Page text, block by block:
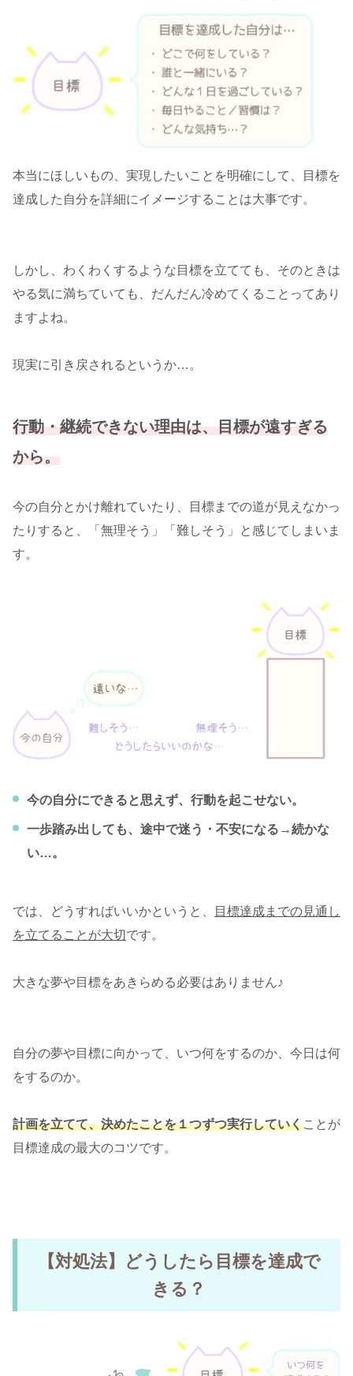
本当にほしいもの、実現したいことを明確にして、目標を
達成した自分を詳細にイメージすることは大事です。
しかし、わくわくするような目標を立てても、そのときは
やる気に満ちていても、だんだん冷めてくることってあり
ますよね。
現実に引き戻されるというか…。
行動・継続できない理由は、目標が遠すぎる
から。
今の自分とかけ離れていたり、目標までの道が見えなかっ
たりすると、「無理そう」「難しそう」と感じてしまいま
す。
今の自分にできると思えず、行動を起こせない。
一歩踏み出しても、途中で迷う・不安になる→続かな
い…。
では、どうすればいいかというと、
目標達成までの見通し
を立てることが大切です。
大きな夢や目標をあきらめる必要はありません♪
自分の夢や目標に向かって、いつ何をするのか、今日は何
をするのか。
計画を立てて、決めたことを１つずつ実行していくことが
目標達成の最大のコツです。
【対処法】どうしたら目標を達成で
きる？